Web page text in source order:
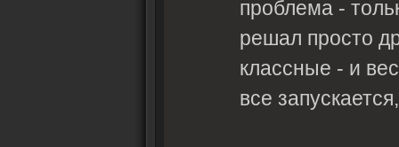
проблема -
решал просто
классные - и
все